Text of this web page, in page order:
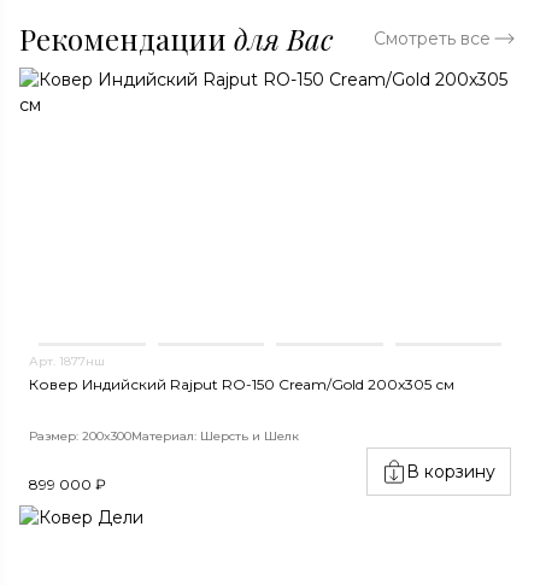
Рекомендации для Вас Смотреть все
Арт. 1877нш
Ковер Индийский Rajput RO-150 Cream/Gold 200x305 см
Размер: 200x300Материал: Шерсть и Шелк
899 000 ₽
В корзину